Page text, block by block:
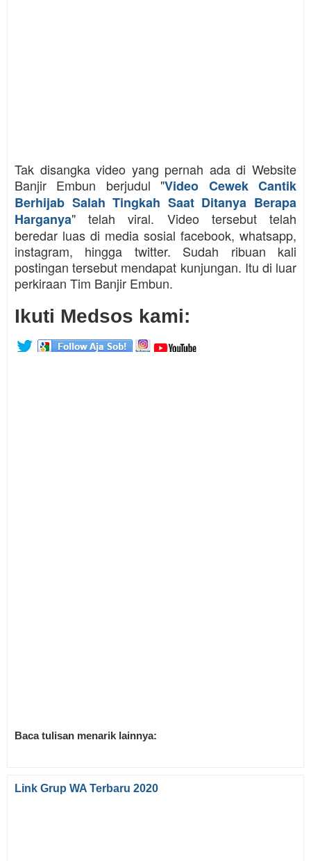
Tak disangka video yang pernah ada di Website
Banjir Embun berjudul "Video Cewek Cantik
Berhijab Salah Tingkah Saat Ditanya Berapa
Harganya" telah viral. Video tersebut telah
beredar luas di media sosial facebook, whatsapp,
instagram, hingga twitter. Sudah ribuan kali
postingan tersebut mendapat kunjungan. Itu di luar
perkiraan Tim Banjir Embun.
Ikuti Medsos kami:
Baca tulisan menarik lainnya:
Link Grup WA Terbaru 2020